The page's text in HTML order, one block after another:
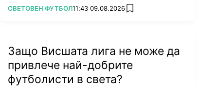
ПОВЕЧЕ ОТ
СВЕТОВЕН ФУТБОЛ11:43 09.08.2026 add favorites
Защо Висшата лига не може да
привлече най-добрите
футболисти в света?